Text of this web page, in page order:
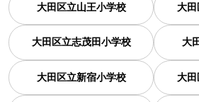
大田区立山王小学校 大
大田区立志茂田小学校 大
大田区立新宿小学校 大